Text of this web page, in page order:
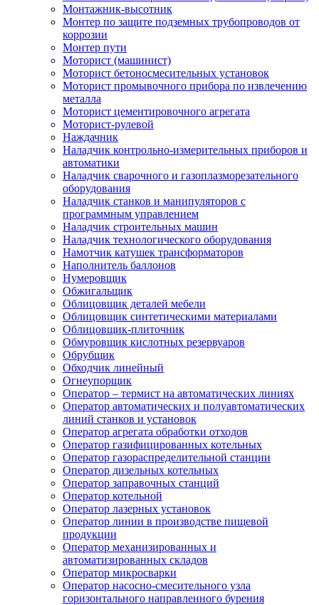
Монтажник-высотник
Монтер по защите подземных трубопроводов от
коррозии
Монтер пути
Моторист (машинист)
Моторист бетоносмесительных установок
Моторист промывочного прибора по извлечению
металла
Моторист цементировочного агрегата
Моторист-рулевой
Наждачник
Наладчик контрольно-измерительных приборов и
автоматики
Наладчик сварочного и газоплазморезательного
оборудования
Наладчик станков и манипуляторов с
программным управлением
Наладчик строительных машин
Наладчик технологического оборудования
Намотчик катушек трансформаторов
Наполнитель баллонов
Нумеровщик
Обжигальщик
Облицовщик деталей мебели
Облицовщик синтетическими материалами
Облицовщик-плиточник
Обмуровщик кислотных резервуаров
Обрубщик
Обходчик линейный
Огнеупорщик
Оператор – термист на автоматических линиях
Оператор автоматических и полуавтоматических
линий станков и установок
Оператор агрегата обработки отходов
Оператор газифицированных котельных
Оператор газораспределительной станции
Оператор дизельных котельных
Оператор заправочных станций
Оператор котельной
Оператор лазерных установок
Оператор линии в производстве пищевой
продукции
Оператор механизированных и
автоматизированных складов
Оператор микросварки
Оператор насосно-смесительного узла
горизонтального направленного бурения